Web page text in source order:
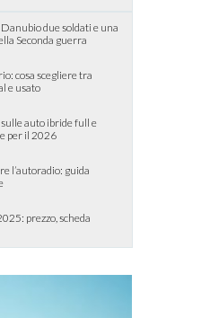
due soldati e una
Seconda guerra
cosa scegliere tra
e usato
auto ibride full e
per il 2026
l’autoradio: guida
prezzo, scheda